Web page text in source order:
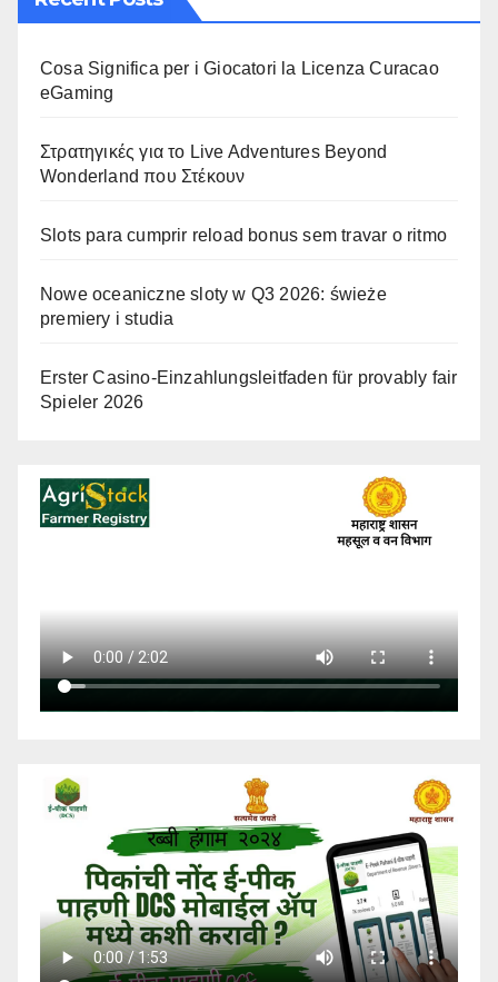
Cosa Significa per i Giocatori la Licenza Curacao
eGaming
Στρατηγικές για το Live Adventures Beyond
Wonderland που Στέκουν
Slots para cumprir reload bonus sem travar o ritmo
Nowe oceaniczne sloty w Q3 2026: świeże
premiery i studia
Erster Casino-Einzahlungsleitfaden für provably fair
Spieler 2026